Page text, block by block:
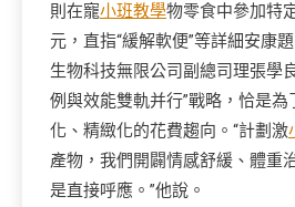
則在寵小班教學物零食中參加特
元，直指“緩解軟便”等詳細安康
生物科技無限公司副總司理張學
例與效能雙軌并行”戰略，恰是
化、精緻化的花費趨向。“計劃激
產物，我們開闢情感舒緩、體重
是直接呼應。”他說。